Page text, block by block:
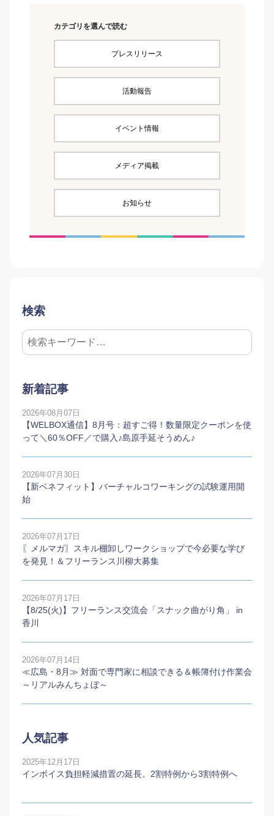
カテゴリを選んで読む
プレスリリース
活動報告
イベント情報
メディア掲載
お知らせ
検索
新着記事
2026年08月07日
【WELBOX通信】8月号：超すご得！数量限定クーポンを使
って＼60％OFF／で購入♪島原手延そうめん♪
2026年07月30日
【新ベネフィット】バーチャルコワーキングの試験運用開
始
2026年07月17日
〖メルマガ〗スキル棚卸しワークショップで今必要な学び
を発見！＆フリーランス川柳大募集
2026年07月17日
【8/25(火)】フリーランス交流会「スナック曲がり角」 in
香川
2026年07月14日
≪広島・8月≫ 対面で専門家に相談できる＆帳簿付け作業会
～リアルみんちょぼ～
人気記事
2025年12月17日
インボイス負担軽減措置の延長。2割特例から3割特例へ